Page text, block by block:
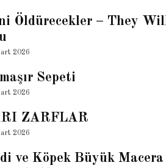
Öldürecekler – They
2026
Sepeti
2026
ZARFLAR
2026
ve Köpek Büyük Macera